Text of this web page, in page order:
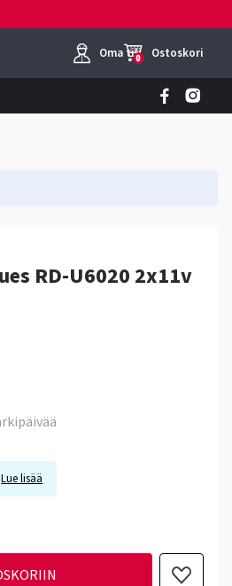
Oma tili
0 Ostoskori
RD-U6020 2x11v
Lue lisää